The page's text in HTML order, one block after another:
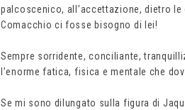
palcoscenico, all’accettazione, dietro
Comacchio ci fosse bisogno di lei!
Sempre sorridente, conciliante,
l’enorme fatica, fisica e mentale che
Se mi sono dilungato sulla figura di